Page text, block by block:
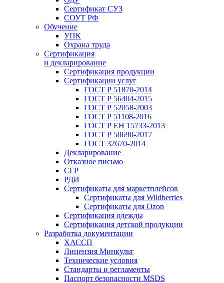
Сертификат СУЗ
СОУТ РФ
Обучение
УПК
Охрана труда
Сертификация
и декларирование
Сертификация продукции
Сертификации услуг
ГОСТ Р 51870-2014
ГОСТ Р 56404-2015
ГОСТ Р 52058-2003
ГОСТ Р 51108-2016
ГОСТ Р ЕН 15733-2013
ГОСТ Р 50690-2017
ГОСТ 32670-2014
Декларирование
Отказное письмо
СГР
РДИ
Сертификаты для маркетплейсов
Сертификаты для Wildberries
Сертификаты для Ozon
Сертификация одежды
Сертификация детской продукции
Разработка документации
ХАССП
Лицензия Минкульт
Технические условия
Стандарты и регламенты
Паспорт безопасности MSDS